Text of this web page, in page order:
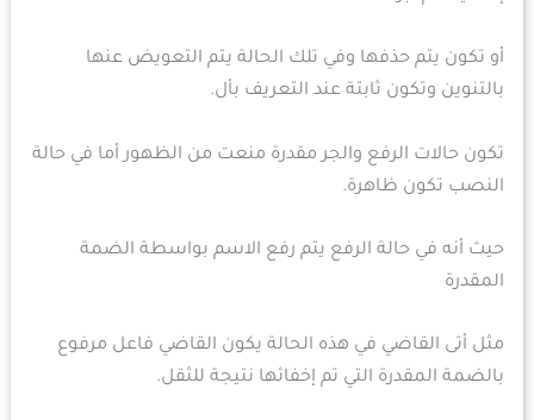
أو تكون يتم حذفها وفي تلك الحالة يتم التعويض عنها
بالتنوين وتكون ثابتة عند التعريف بأل.
تكون حالات الرفع والجر مقدرة منعت من الظهور أما في حالة
النصب تكون ظاهرة.
حيث أنه في حالة الرفع يتم رفع الاسم بواسطة الضمة
المقدرة
مثل أتى القاضي في هذه الحالة يكون القاضي فاعل مرفوع
بالضمة المقدرة التي تم إخفائها نتيجة للثقل.